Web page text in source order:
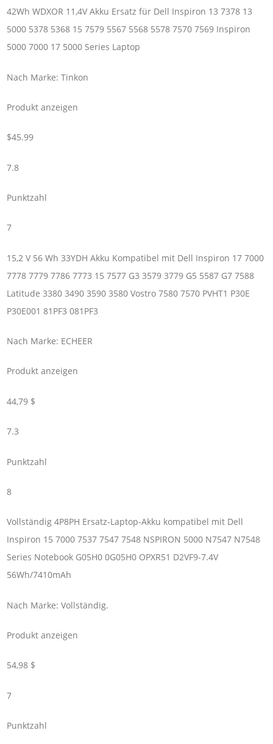
42Wh WDXOR 11,4V Akku Ersatz für Dell Inspiron 13 7378 13
5000 5378 5368 15 7579 5567 5568 5578 7570 7569 Inspiron
5000 7000 17 5000 Series Laptop
Nach Marke: Tinkon
Produkt anzeigen
$45.99
7.8
Punktzahl
7
15,2 V 56 Wh 33YDH Akku Kompatibel mit Dell Inspiron 17 7000
7778 7779 7786 7773 15 7577 G3 3579 3779 G5 5587 G7 7588
Latitude 3380 3490 3590 3580 Vostro 7580 7570 PVHT1 P30E
P30E001 81PF3 081PF3
Nach Marke: ECHEER
Produkt anzeigen
44,79 $
7.3
Punktzahl
8
Vollständig 4P8PH Ersatz-Laptop-Akku kompatibel mit Dell
Inspiron 15 7000 7537 7547 7548 NSPIRON 5000 N7547 N7548
Series Notebook G05H0 0G05H0 OPXR51 D2VF9-7.4V
56Wh/7410mAh
Nach Marke: Vollständig.
Produkt anzeigen
54,98 $
7
Punktzahl